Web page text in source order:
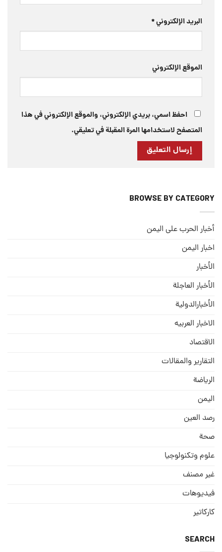
البريد الإلكتروني*
الموقع الإلكتروني
احفظ اسمي، بريدي الإلكتروني، والموقع الإلكتروني في هذا
المتصفح لاستخدامها المرة المقبلة في تعليقي.
BROWSE BY CATEGORY
أخبار الحرب على اليمن
اخبار اليمن
الأخبار
الأخبار العاجلة
الأخبارالدولية
الاخبار العربيه
الاقتصاد
التقارير والمقالات
الریاضة
الیمن
رصد العین
صحة
علوم وتكنولوجيا
غير مصنف
فيديوهات
كاركاتير
SEARCH